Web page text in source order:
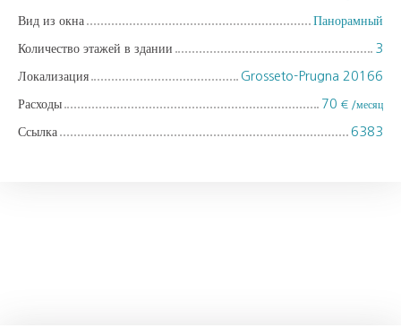
Вид из окна Панорамный
Количество этажей в здании 3
Локализация Grosseto-Prugna 20166
Расходы 70 € /месяц
Ссылка 6383